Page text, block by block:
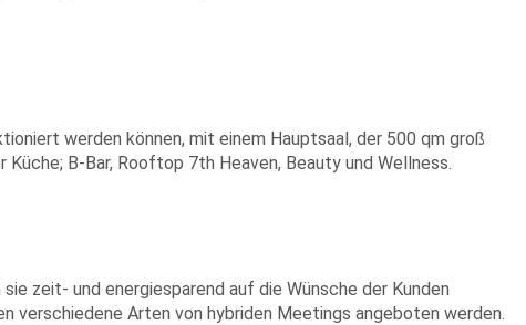
werden können, mit einem Hauptsaal, der 500 qm groß
B-Bar, Rooftop 7th Heaven, Beauty und Wellness.
zeit- und energiesparend auf die Wünsche der Kunden
verschiedene Arten von hybriden Meetings angeboten werden.